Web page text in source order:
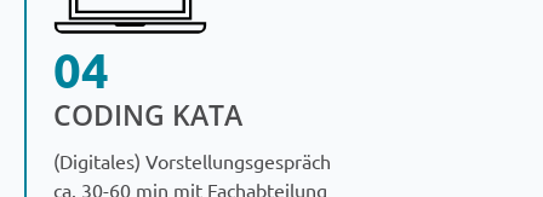
04
CODING KATA
(Digitales) Vorstellungsgespräch
ca. 30-60 min mit Fachabteilung